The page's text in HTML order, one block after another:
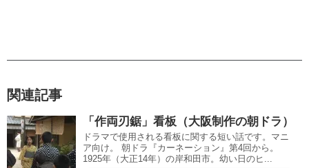
関連記事
「作両刃鋸」看板（大阪制作の朝ドラ）
ドラマで使用される看板に関する短い話です。マニ
ア向け。 朝ドラ『カーネーション』第4回から。
1925年（大正14年）の岸和田市。幼い日のヒ...